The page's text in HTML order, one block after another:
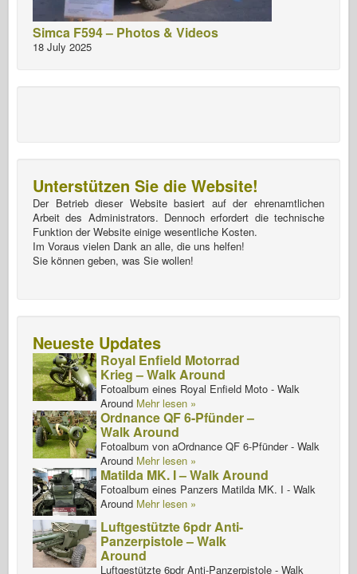
Simca F594 – Photos & Videos
18 July 2025
Unterstützen Sie die Website!
Der Betrieb dieser Website basiert auf der ehrenamtlichen
Arbeit des Administrators. Dennoch erfordert die technische
Funktion der Website einige wesentliche Kosten.
Im Voraus vielen Dank an alle, die uns helfen!
Sie können geben, was Sie wollen!
Neueste Updates
Royal Enfield Motorrad
Krieg – Walk Around
Fotoalbum eines Royal Enfield Moto - Walk
Around Mehr lesen »
Ordnance QF 6-Pfünder –
Walk Around
Fotoalbum von aOrdnance QF 6-Pfünder - Walk
Around Mehr lesen »
Matilda MK. I – Walk Around
Fotoalbum eines Panzers Matilda MK. I - Walk
Around Mehr lesen »
Luftgestützte 6pdr Anti-
Panzerpistole – Walk
Around
Luftgestützte 6pdr Anti-Panzerpistole - Walk